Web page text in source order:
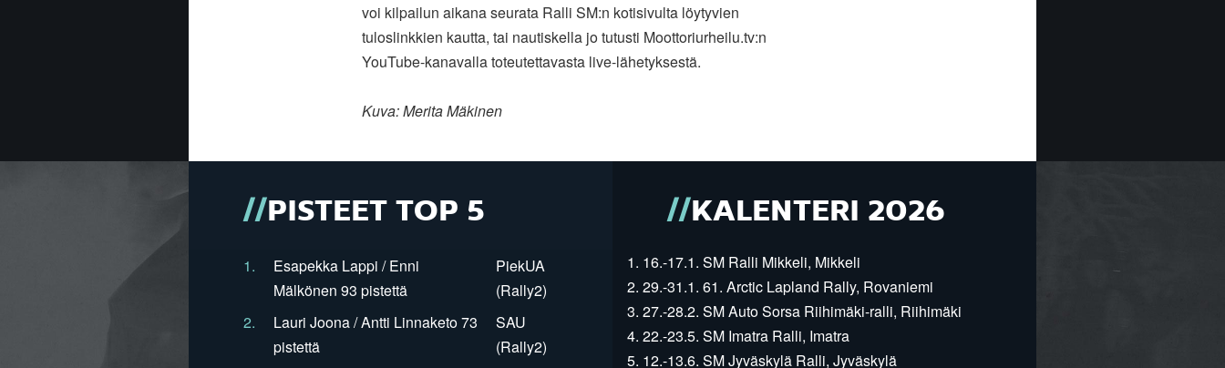
voi kilpailun aikana seurata Ralli SM:n kotisivulta löytyvien
tuloslinkkien kautta, tai nautiskella jotutusti Moottoriurheilu.tv:n
YouTube-kanavalla toteutettavasta live-lähetyksestä.
Kuva: Merita Mäkinen
PISTEET TOP 5
1.
Esapekka Lappi / Enni
Mälkönen 93 pistettä
PiekUA
(Rally2)
2.
Lauri Joona / Antti Linnaketo 73
pistettä
SAU
(Rally2)
KALENTERI 2026
1. 16.-17.1. SM Ralli Mikkeli, Mikkeli
2. 29.-31.1. 61. Arctic Lapland Rally, Rovaniemi
3. 27.-28.2. SM Auto Sorsa Riihimäki-ralli, Riihimäki
4. 22.-23.5. SM Imatra Ralli, Imatra
5. 12.-13.6. SM Jyväskylä Ralli, Jyväskylä